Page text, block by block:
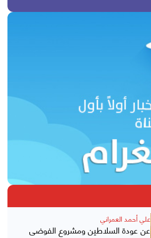
علي أحمد العمراني
عن عودة السلاطين ومشروع الفوضى